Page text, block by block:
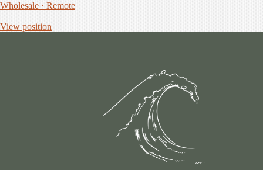
Wholesale · Remote
View position